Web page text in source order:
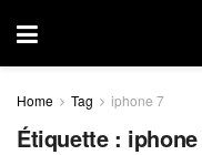
Home Tag iphone 7
Étiquette :